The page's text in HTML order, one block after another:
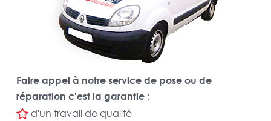
Faire appel à notre service de pose ou de
réparation c'est la garantie :
d'un travail de qualité